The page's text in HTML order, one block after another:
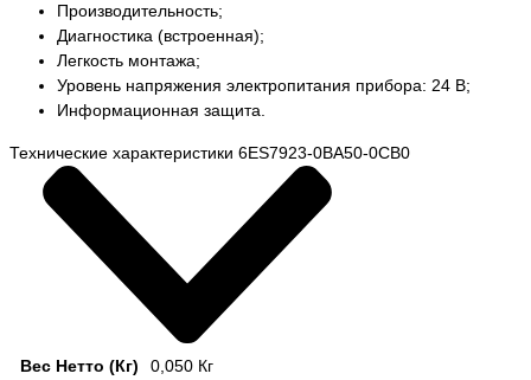
Производительность;
Диагностика (встроенная);
Легкость монтажа;
Уровень напряжения электропитания прибора: 24 В;
Информационная защита.
Технические характеристики 6ES7923-0BA50-0CB0
Вес Нетто (Кг)
0,050 Кг